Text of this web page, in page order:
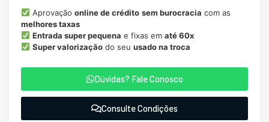
Aprovação online de crédito sem burocracia com as
melhores taxas
Entrada super pequena e fixas em até 60x
Super valorizaçãodo seu usado na troca
Dúvidas? Fale Conosco
Consulte Condições